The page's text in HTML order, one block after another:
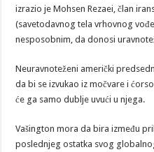
izrazio je Mohsen Rezaei, član
(savetodavnog tela vrhovnog
nesposobnim, da donosi
Neuravnoteženi američki
da bi se izvukao iz močvare i
će ga samo dublje uvući u njega.
Vašington mora da bira između
poslednjeg ostatka svog